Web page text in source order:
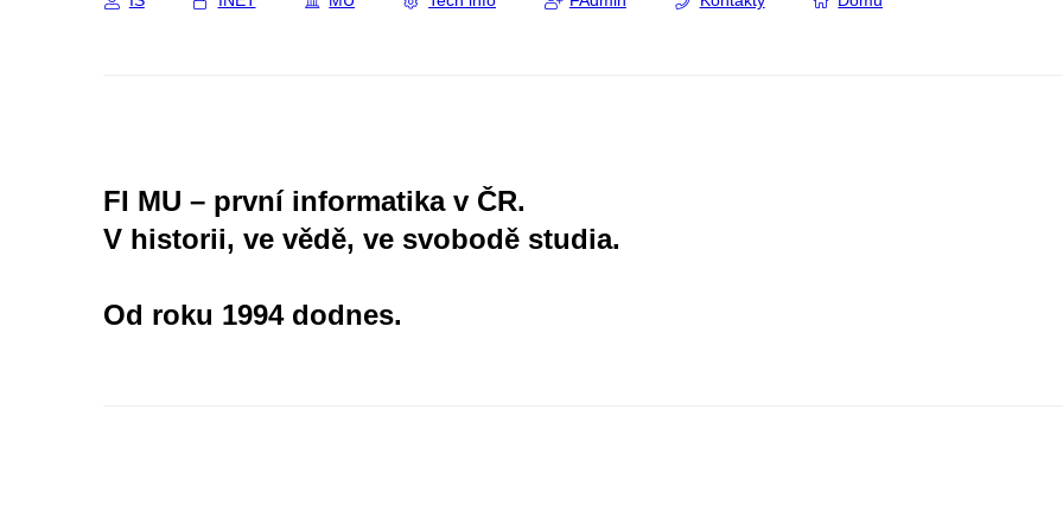
FI MU – první informatika v ČR.
V historii, ve vědě, ve svobodě studia.
Od roku 1994 dodnes.